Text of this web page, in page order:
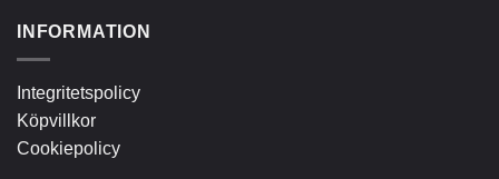
INFORMATION
Integritetspolicy
Köpvillkor
Cookiepolicy